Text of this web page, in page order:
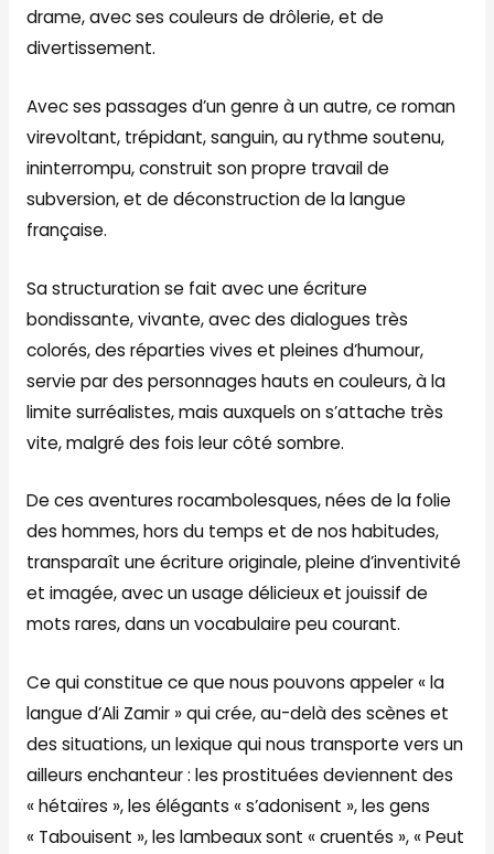
drame, avec ses couleurs de drôlerie, et de
divertissement.
Avec ses passages d’un genre à un autre, ce roman
virevoltant, trépidant, sanguin, au rythme soutenu,
ininterrompu, construit son propre travail de
subversion, et de déconstruction de la langue
française.
Sa structuration se fait avec une écriture
bondissante, vivante, avec des dialogues très
colorés, des réparties vives et pleines d’humour,
servie par des personnages hauts en couleurs, à la
limite surréalistes, mais auxquels on s’attache très
vite, malgré des fois leur côté sombre.
De ces aventures rocambolesques, nées de la folie
des hommes, hors du temps et de nos habitudes,
transparaît une écriture originale, pleine d’inventivité
et imagée, avec un usage délicieux et jouissif de
mots rares, dans un vocabulaire peu courant.
Ce qui constitue ce que nous pouvons appeler « la
langue d’Ali Zamir » qui crée, au-delà des scènes et
des situations, un lexique qui nous transporte vers un
ailleurs enchanteur : les prostituées deviennent des
« hétaïres », les élégants « s’adonisent », les gens
« Tabouisent », les lambeaux sont « cruentés », « Peut